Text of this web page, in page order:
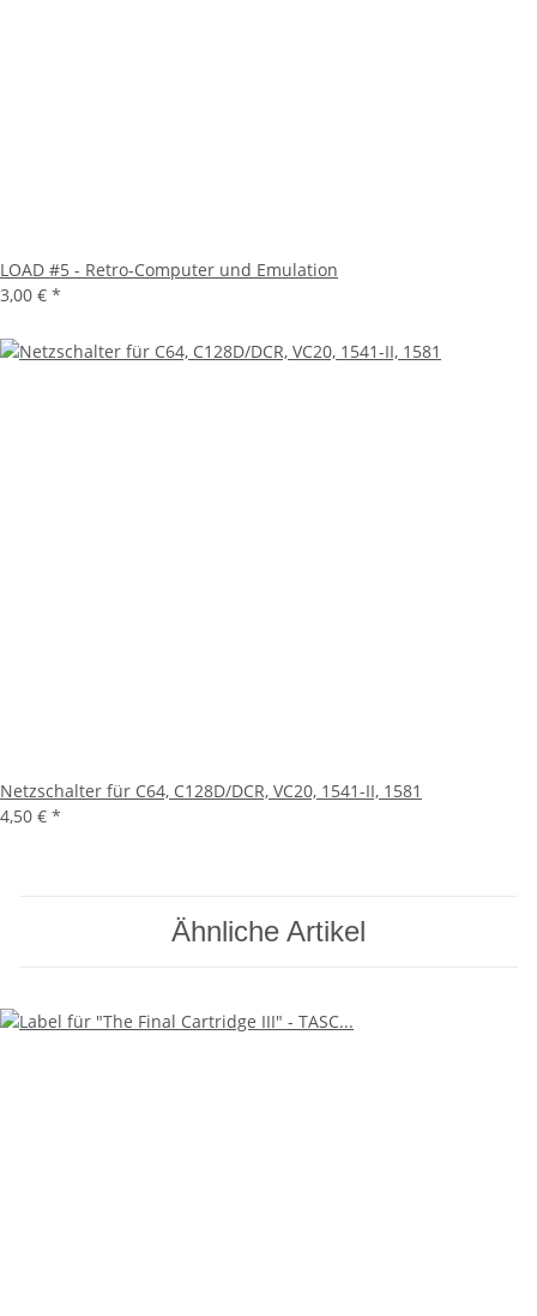
LOAD #5 - Retro-Computer und Emulation
3,00 € *
Netzschalter für C64, C128D/DCR, VC20, 1541-II, 1581
4,50 € *
Ähnliche Artikel